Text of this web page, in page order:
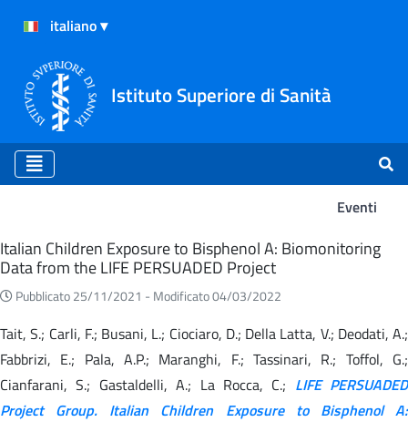
Istituto Superiore di Sanità
Eventi
Eventi
Italian Children Exposure to Bisphenol A: Biomonitoring
Data from the LIFE PERSUADED Project
Pubblicato 25/11/2021 - Modificato 04/03/2022
Tait, S.; Carli, F.; Busani, L.; Ciociaro, D.; Della Latta, V.; Deodati, A.;
Fabbrizi, E.; Pala, A.P.; Maranghi, F.; Tassinari, R.; Toffol, G.;
Cianfarani, S.; Gastaldelli, A.; La Rocca, C.; LIFE PERSUADED
Project Group. Italian Children Exposure to Bisphenol A: